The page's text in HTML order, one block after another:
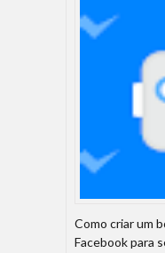
Como criar um
Facebook para